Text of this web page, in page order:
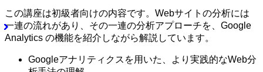
この講座は初級者向けの内容です。Webサイトの分析には
一連の流れがあり、その一連の分析アプローチを、Google
Analytics の機能を紹介しながら解説しています。
Googleアナリティクスを用いた、より実践的なWeb分